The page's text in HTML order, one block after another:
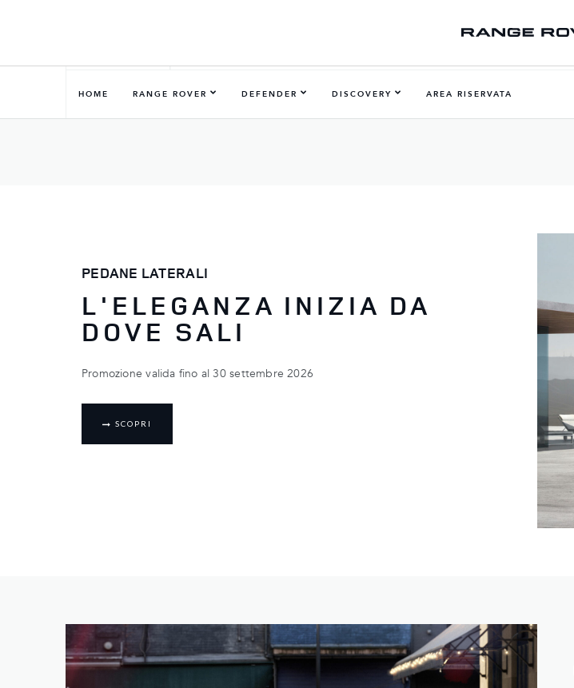
HOME RANGE ROVER DEFENDER DISCOVERY AREA RISERVATA
PEDANE LATERALI
L'ELEGANZA INIZIA DA
DOVE SALI
Promozione valida fino al 30 settembre 2026
SCOPRI